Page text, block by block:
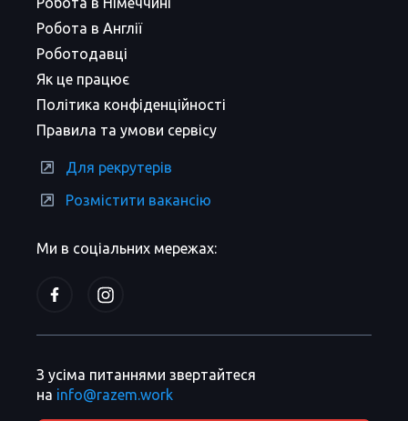
Ми в соціальних мережах:
Робота в Англії
Роботодавці
Як це працює
Політика конфіденційності
Правила та умови сервісу
Для рекрутерів
Розмістити вакансію
З усіма питаннями звертайтеся
на info@razem.work